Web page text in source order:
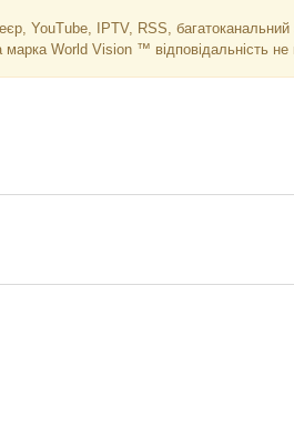
YouTube, IPTV, RSS, багатоканальний
марка World Vision ™ відповідальність не